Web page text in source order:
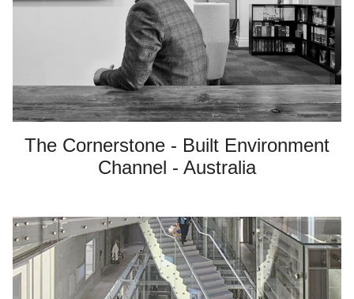
The Cornerstone - Built Environment
Channel - Australia